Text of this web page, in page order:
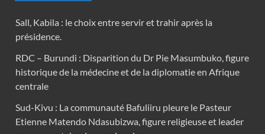
Sall, Kabila : le choix entre servir et trahir après la
présidence.
RDC – Burundi : Disparition du Dr Pie Masumbuko, figure
historique de la médecine et de la diplomatie en Afrique
centrale
Sud-Kivu : La communauté Bafuliiru pleure le Pasteur
Etienne Matendo Ndasubizwa, figure religieuse et leader